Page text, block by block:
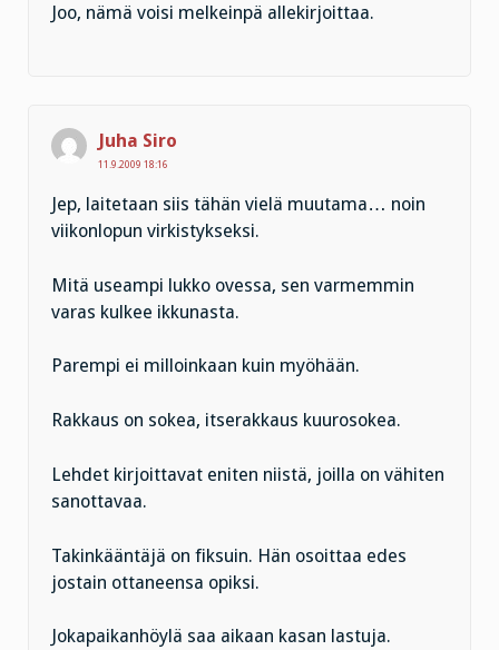
Joo, nämä voisi melkeinpä allekirjoittaa.
Juha Siro
11.9.2009 18:16
Jep, laitetaan siis tähän vielä muutama… noin
viikonlopun virkistykseksi.
Mitä useampi lukko ovessa, sen varmemmin
varas kulkee ikkunasta.
Parempi ei milloinkaan kuin myöhään.
Rakkaus on sokea, itserakkaus kuurosokea.
Lehdet kirjoittavat eniten niistä, joilla on vähiten
sanottavaa.
Takinkääntäjä on fiksuin. Hän osoittaa edes
jostain ottaneensa opiksi.
Jokapaikanhöylä saa aikaan kasan lastuja.